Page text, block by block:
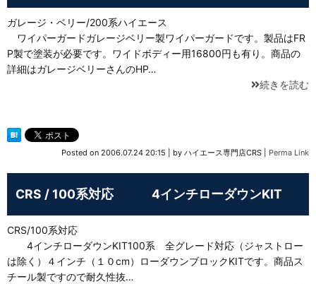
ガレージ・ベリー/200系ハイエース
ワイパーガードガレージベリー製ワイパーガードです。製品はFR
P製で塗装が必要です。ワイドボディー用16800円も有り。商品の
詳細はガレージベリーさんのHP…
続きを読む
Posted on 2006.07.24 20:15 by ハイエース専門店CRS Perma Link
CRS / 100系対応 4インチローダウンKIT
CRS/100系対応
4インチローダウンKIT100系 全グレード対応（ジャストロー
は除く）４インチ（１０cm）ローダウンブロックKITです。商品ス
チール製ですので耐久性抜…